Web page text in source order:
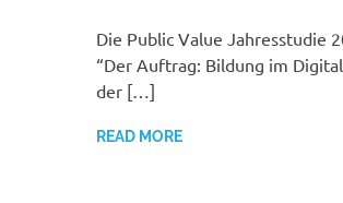
Die Public Value Jahresstudie
“Der Auftrag: Bildung im
der […]
READ MORE